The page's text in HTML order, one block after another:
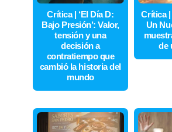
Crítica | ‘El Día D:
Bajo Presión’: Valor,
tensión y una
decisión a
contratiempo que
cambió la historia del
mundo
Crítica |
Un
de